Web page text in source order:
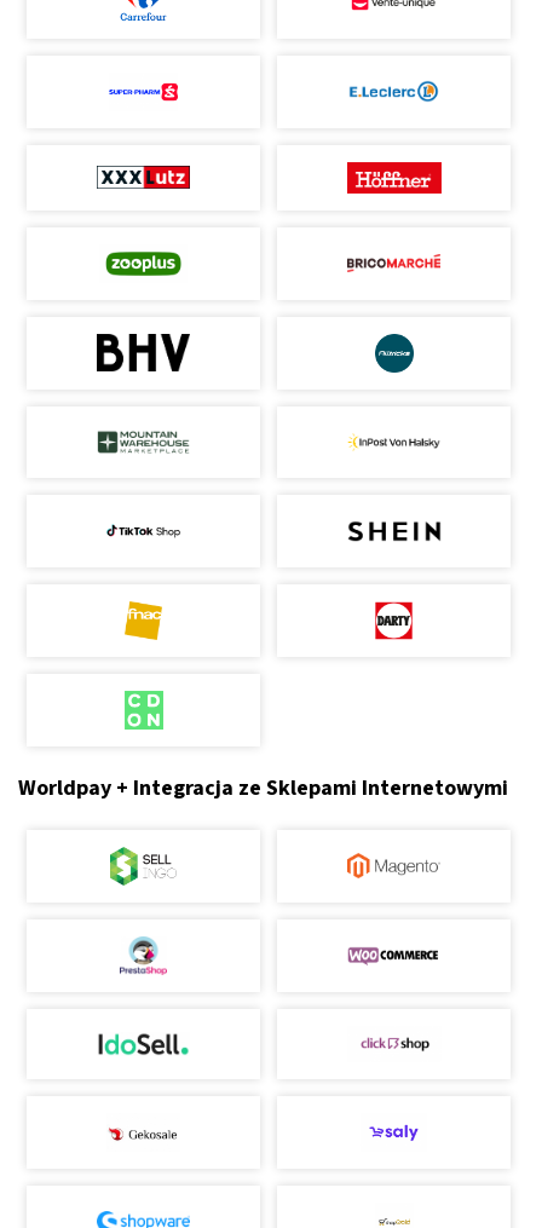
Worldpay + Integracja ze Sklepami Internetowymi